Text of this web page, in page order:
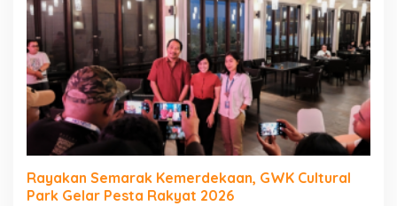
Rayakan Semarak Kemerdekaan, GWK Cultural
Park Gelar Pesta Rakyat 2026